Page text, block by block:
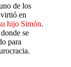
de los
en
hijo Simón.
se
para